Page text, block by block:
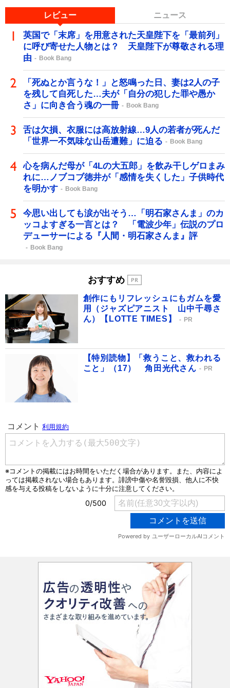
レビュー ニュース
英国で「末席」を用意された天皇陛下を「最前列」
に呼び寄せた人物とは？ 天皇陛下が尊敬される理
由
Book Bang
「死ぬとか言うな！」と怒鳴った日、妻は2人の子
を残して自死した…夫が「自分の犯した罪や愚か
さ」に向き合う魂の一冊
Book Bang
舌は欠損、衣服には高放射線…9人の若者が死んだ
「世界一不気味な山岳遭難」に迫る
Book Bang
心を病んだ母が「4Lの大五郎」を飲み干しゲロまみ
れに…ノブコブ徳井が「感情を失くした」子供時代
を明かす
Book Bang
今思い出しても涙が出そう…「明石家さんま」のカ
ッコよすぎる一言とは？ 「電波少年」伝説のプロ
デューサーによる『人間・明石家さんま』評
Book Bang
おすすめ
創作にもリフレッシュにもガムを愛
用（ジャズピアニスト 山中千尋さ
ん）【LOTTE TIMES】
PR
【特別読物】「救うこと、救われる
こと」（17） 角田光代さん
PR